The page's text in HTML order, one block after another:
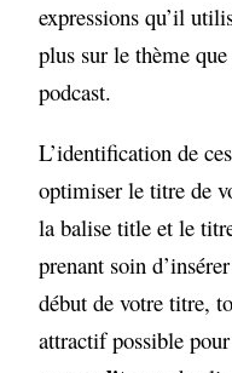
expressions qu’il
plus sur le thème
podcast.
L’identification de
optimiser le titre de
la balise title et le
prenant soin
début de votre titre,
attractif possible